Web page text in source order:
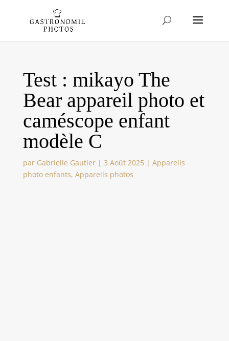
Test : mikayo The
Bear appareil photo et
caméscope enfant
modèle C
par Gabrielle Gautier| 3 Août 2025| Appareils
photo enfants, Appareils photos